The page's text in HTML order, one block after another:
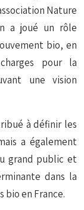
Nature
a joué un rôle
bio, en
pour la
une vision
à définir les
a également
grand public et
dans la
bio en France.